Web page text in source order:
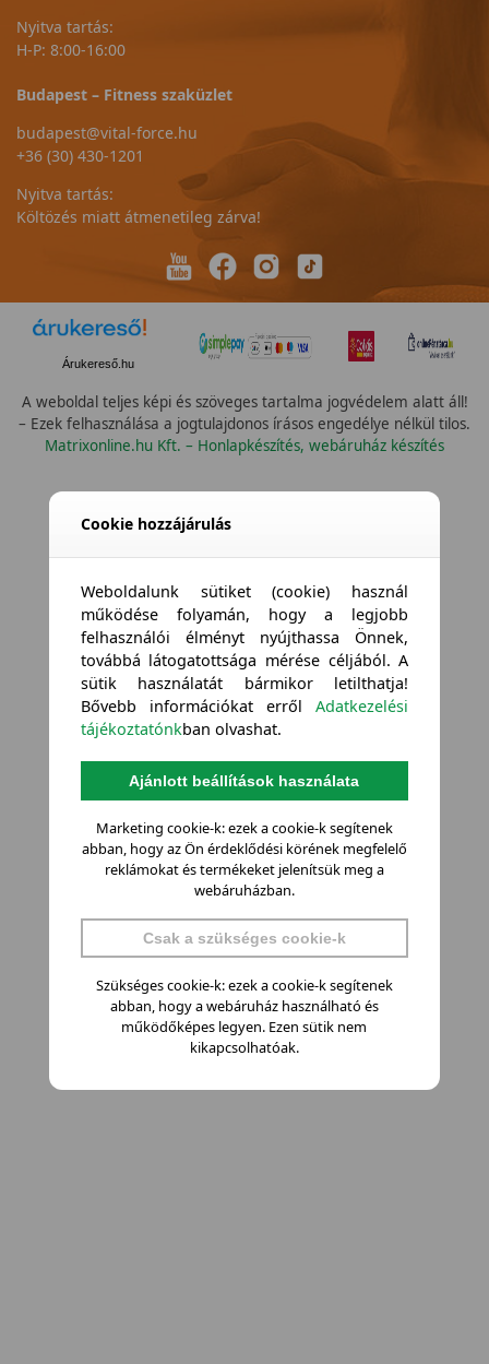
Nyitva tartás:
H-P: 8:00-16:00
Budapest – Fitness szaküzlet
budapest@vital-force.hu
+36 (30) 430-1201
Nyitva tartás:
Költözés miatt átmenetileg zárva!
Árukereső.hu
A weboldal teljes képi és szöveges tartalma jogvédelem alatt áll!
– Ezek felhasználása a jogtulajdonos írásos engedélye nélkül tilos.
Matrixonline.hu Kft. – Honlapkészítés, webáruház készítés
Cookie hozzájárulás
Weboldalunk sütiket (cookie) használ
működése folyamán, hogy a legjobb
felhasználói élményt nyújthassa Önnek,
továbbá látogatottsága mérése céljából. A
sütik használatát bármikor letilthatja!
Bővebb információkat errőlAdatkezelési
tájékoztatónkban olvashat.
Ajánlott beállítások használata
Marketing cookie-k: ezek a cookie-k segítenek
abban, hogy az Ön érdeklődési körének megfelelő
reklámokat és termékeket jelenítsük meg a
webáruházban.
Csak a szükséges cookie-k
Szükséges cookie-k: ezek a cookie-k segítenek
abban, hogy a webáruház használható és
működőképes legyen. Ezen sütik nem
kikapcsolhatóak.